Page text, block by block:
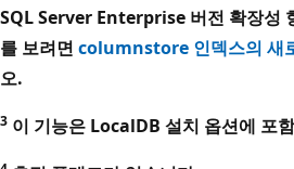
SQL Server Enterprise 버전 확장성
를 보려면 columnstore 인덱스의 새
오.
3 이 기능은 LocalDB 설치 옵션에 포